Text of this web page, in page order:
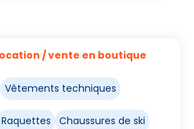
/ vente en boutique
Vêtements techniques
Raquettes Chaussures de ski